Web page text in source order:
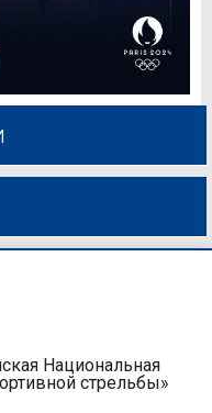
Национальная
стрельбы»